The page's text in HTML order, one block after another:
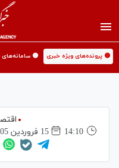
🟡 پرونده‌های ویژه خبری 🟡
14:10
15 فروردين 1405